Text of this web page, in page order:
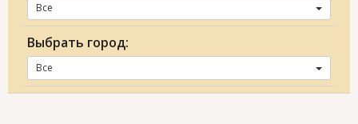
Все
Выбрать город:
Все